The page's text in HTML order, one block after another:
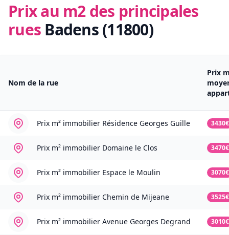
Prix au m2 des principales
rues Badens (11800)
Nom de la rue
Prix
Prix m² immobilier Résidence Georges Guille 3430€
Prix m² immobilier Domaine le Clos 3470€
Prix m² immobilier Espace le Moulin 3070€
Prix m² immobilier Chemin de Mijeane 3525€
Prix m² immobilier Avenue Georges Degrand 3010€